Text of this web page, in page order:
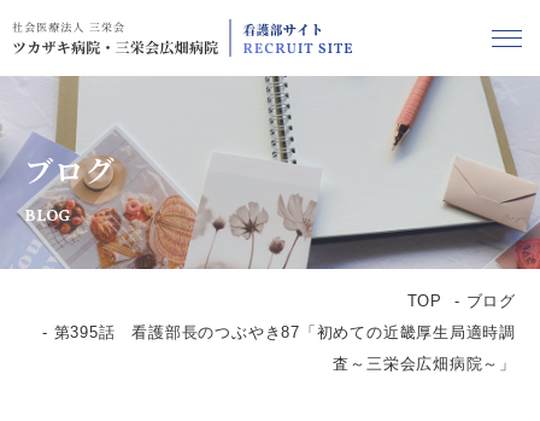
ブログ
BLOG
TOP
ブログ
第395話 看護部長のつぶやき87「初めての近畿厚生局適時調
査～三栄会広畑病院～」